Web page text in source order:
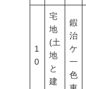
1
0
宅
地
(土
地
と
建
鍜
治
ケ
一
色